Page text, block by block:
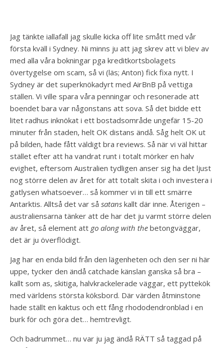
Jag tänkte iallafall jag skulle kicka off lite smått med vår
första kväll i Sydney. Ni minns ju att jag skrev att vi blev av
med alla våra bokningar pga kreditkortsbolagets
övertygelse om scam, så vi (läs; Anton) fick fixa nytt. I
Sydney är det superknökadyrt med AirBnB på vettiga
ställen. Vi ville spara våra penningar och resonerade att
boendet bara var någonstans att sova. Så det bidde ett
litet radhus inknökat i ett bostadsområde ungefär 15-20
minuter från staden, helt OK distans ändå. Såg helt OK ut
på bilden, hade fått väldigt bra reviews. Så när vi väl hittar
stället efter att ha vandrat runt i totalt mörker en halv
evighet, eftersom Australien tydligen anser sig ha det ljust
nog större delen av året för att totalt skita i och investera i
gatlysen whatsoever… så kommer vi in till ett smärre
Antarktis. Alltså det var så satans kallt där inne. Återigen –
australiensarna tänker att de har det ju varmt större delen
av året, så element att go along with the betongväggar,
det är ju överflödigt.
Jag har en enda bild från den lägenheten och den ser ni här
uppe, tycker den ändå catchade känslan ganska så bra –
kallt som as, skitiga, halvkrackelerade väggar, ett pyttekök
med världens största köksbord. Där värden åtminstone
hade ställt en kaktus och ett fång rhododendronblad i en
burk för och göra det… hemtrevligt.
Och badrummet… nu var ju jag ändå RÄTT så taggad på